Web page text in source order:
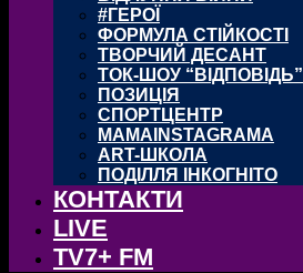
#ГЕРОЇ
ФОРМУЛА СТІЙКОСТІ
ТВОРЧИЙ ДЕСАНТ
ТОК-ШОУ “ВІДПОВІДЬ”
ПОЗИЦІЯ
СПОРТЦЕНТР
MAMAINSTAGRAMA
ART-ШКОЛА
ПОДІЛЛЯ ІНКОГНІТО
КОНТАКТИ
LIVE
TV7+ FM